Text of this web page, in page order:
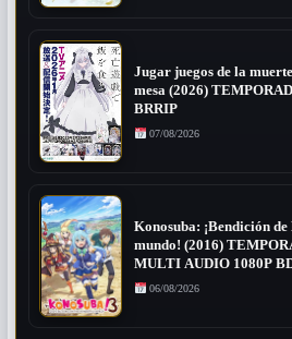
Jugar juegos de la
mesa (2026)
BRRIP
07/08/2026
Konosuba: ¡Bendición
mundo! (2016)
MULTI AUDIO 1080P
06/08/2026